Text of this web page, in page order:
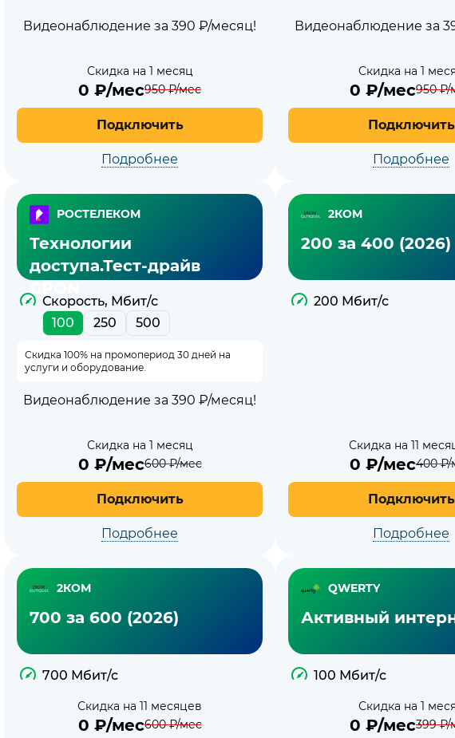
Видеонаблюдение за 390 ₽/месяц!
Скидка на 1 месяц
0 ₽/мес950₽/мес
Подключить
Подробнее
Видеонаблюдение за
Скидка на 1
0 ₽/мес950₽/
Подключить
Подробнее
РОСТЕЛЕКОМ
Технологии
доступа.Тест-драйв
GPON
Скорость, Мбит/с
100
250 500
Скидка 100% на промопериод 30 дней на
услуги и оборудование.
Видеонаблюдение за 390 ₽/месяц!
Скидка на 1 месяц
0 ₽/мес600₽/мес
Подключить
Подробнее
2КОМ
200 за 400 (2026)
200 Мбит/с
Скидка на 11
0 ₽/мес400₽/
Подключить
Подробнее
2КОМ
700 за 600 (2026)
700 Мбит/с
Скидка на 11 месяцев
0 ₽/мес600₽/мес
QWERTY
Активный
100 Мбит/с
Скидка на 1
0 ₽/мес399₽/